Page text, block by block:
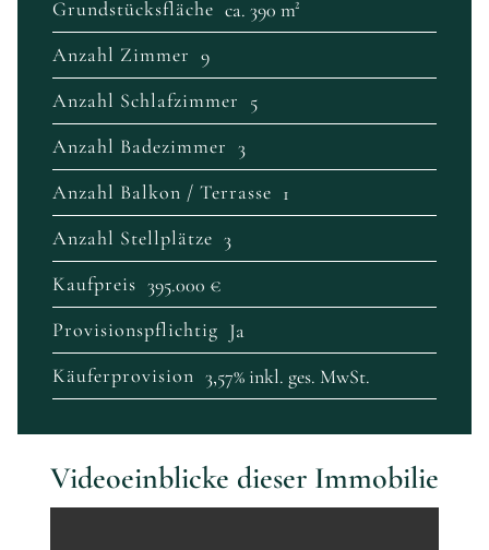
Grundstücksfläche ca. 390 m²
Anzahl Zimmer 9
Anzahl Schlafzimmer 5
Anzahl Badezimmer 3
Anzahl Balkon / Terrasse 1
Anzahl Stellplätze 3
Kaufpreis 395.000 €
Provisionspflichtig Ja
Käuferprovision 3,57% inkl. ges. MwSt.
Videoeinblicke dieser Immobilie